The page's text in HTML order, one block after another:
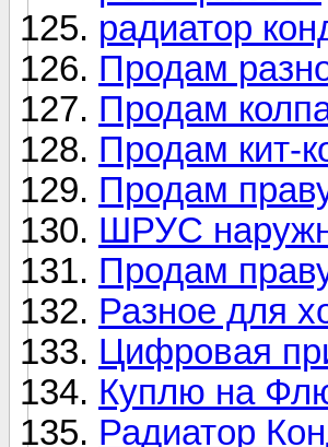
радиатор
Продам
Продам
Продам кит-
Продам
ШРУС
Продам
Разное для
Цифровая
Куплю на
Радиатор